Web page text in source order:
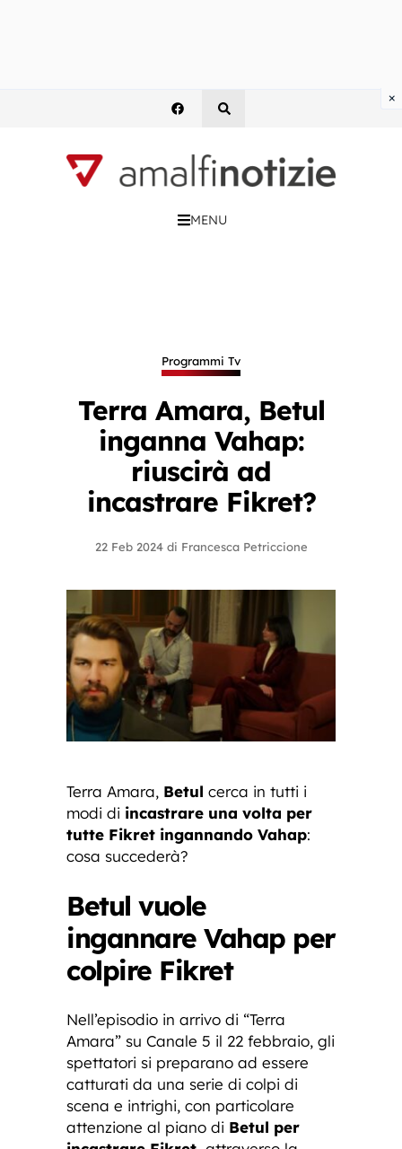
MENU
Programmi Tv
Terra Amara, Betul
inganna Vahap:
riuscirà ad
incastrare Fikret?
22 Feb 2024 di Francesca Petriccione
Terra Amara, Betul cerca in tutti i
modi di incastrare una volta per
tutte Fikret ingannando Vahap:
cosa succederà?
Betul vuole
ingannare Vahap per
colpire Fikret
Nell’episodio in arrivo di “Terra
Amara” su Canale 5 il 22 febbraio, gli
spettatori si preparano ad essere
catturati da una serie di colpi di
scena e intrighi, con particolare
attenzione al piano di Betul per
×